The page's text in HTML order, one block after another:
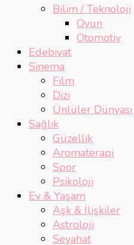
Bilim / Teknoloji
Oyun
Otomotiv
Edebiyat
Sinema
Film
Dizi
Ünlüler Dünyası
Sağlık
Güzellik
Aromaterapi
Spor
Psikoloji
Ev & Yaşam
Aşk & İlişkiler
Astroloji
Seyahat